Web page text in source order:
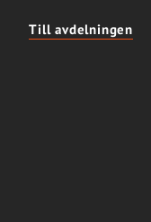
Till avdelningen